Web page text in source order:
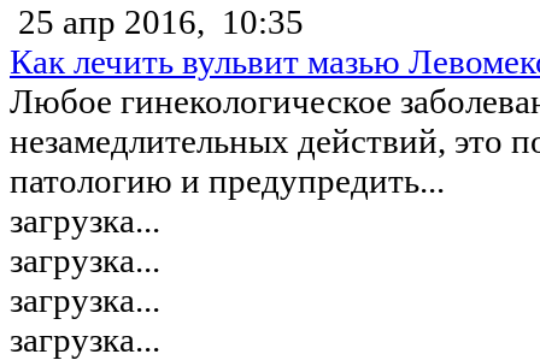
25 апр 2016, 10:35
Как лечить вульвит мазью
Любое гинекологическое
незамедлительных действий, это
патологию и предупредить...
загрузка...
загрузка...
загрузка...
загрузка...